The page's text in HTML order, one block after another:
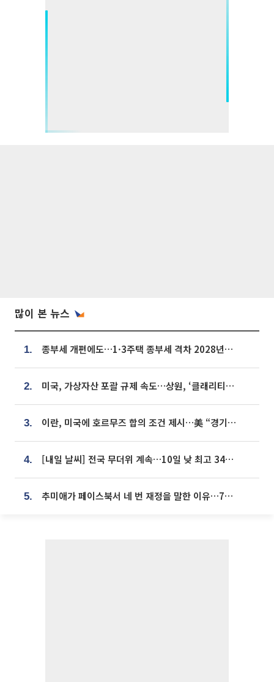
많이 본 뉴스
1. 종부세 개편에도…1·3주택 종부세 격차 2028년부터 확대
2. 미국, 가상자산 포괄 규제 속도…상원, ‘클래리티법’ 9월 절차투표 추진
3. 이란, 미국에 호르무즈 합의 조건 제시…美 “경기 아직 안 끝나” [종합]
4. [내일 날씨] 전국 무더위 계속…10일 낮 최고 34도 육박
5. 추미애가 페이스북서 네 번 재정을 말한 이유…7700억 추경 열쇠는 도의회에